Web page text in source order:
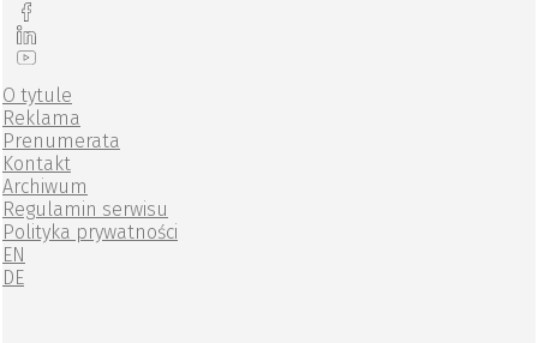
O tytule
Reklama
Prenumerata
Kontakt
Archiwum
Regulamin serwisu
Polityka prywatności
EN
DE